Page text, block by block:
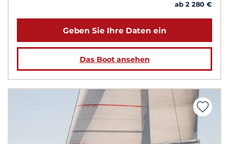
ab 2 280 €
Geben Sie Ihre Daten ein
Das Boot ansehen